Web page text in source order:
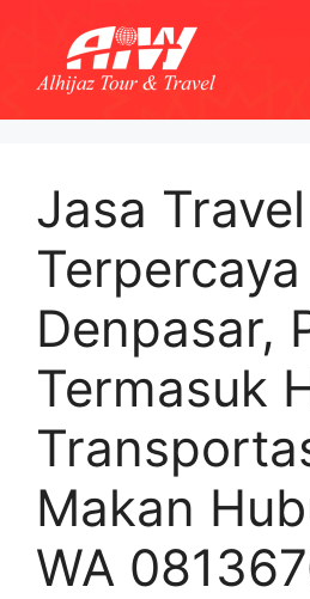
content
Jasa
Denpasar,
Termasuk
Makan
WA